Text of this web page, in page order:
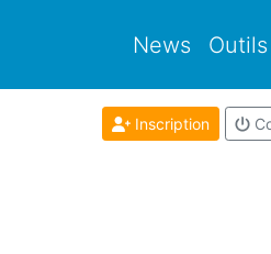
News Outils
Inscription